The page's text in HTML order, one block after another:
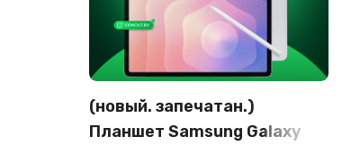
(новый. запечатан.)
Планшет Samsung Galaxy